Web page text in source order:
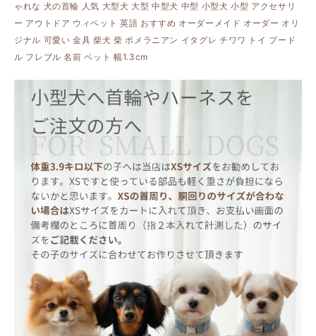
ゃれな 犬の首輪 人気 大型犬 大型 中型犬 中型 小型犬 小型 アクセサリ
ー アウトドア ウィペット 英語 おすすめ オーダーメイド オーダー オリ
ジナル 可愛い 金具 柴犬 柴 ポメラニアン イタグレ チワワ トイ プード
ル フレブル 名前 ペット 幅1.3cm